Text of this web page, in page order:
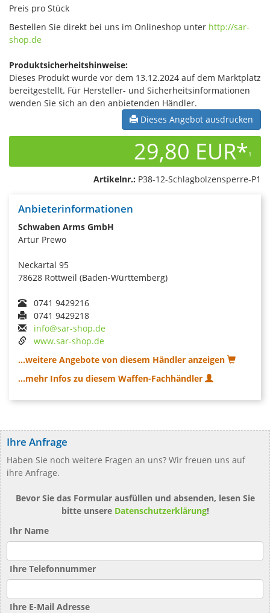
Preis pro Stück
Bestellen Sie direkt bei uns im Onlineshop unter http://sar-
shop.de
Produktsicherheitshinweise:
Dieses Produkt wurde vor dem 13.12.2024 auf dem Marktplatz
bereitgestellt. Für Hersteller- und Sicherheitsinformationen
wenden Sie sich an den anbietenden Händler.
Dieses Angebot ausdrucken
29,80 EUR*1
Artikelnr.: P38-12-Schlagbolzensperre-P1
Anbieterinformationen
Schwaben Arms GmbH
Artur Prewo
Neckartal 95
78628 Rottweil (Baden-Württemberg)
0741 9429216
0741 9429218
info@sar-shop.de
www.sar-shop.de
...weitere Angebote von diesem Händler anzeigen
...mehr Infos zu diesem Waffen-Fachhändler
Ihre Anfrage
Haben Sie noch weitere Fragen an uns? Wir freuen uns auf
ihre Anfrage.
Bevor Sie das Formular ausfüllen und absenden, lesen Sie
bitte unsere Datenschutzerklärung!
Ihr Name
Ihre Telefonnummer
Ihre E-Mail Adresse